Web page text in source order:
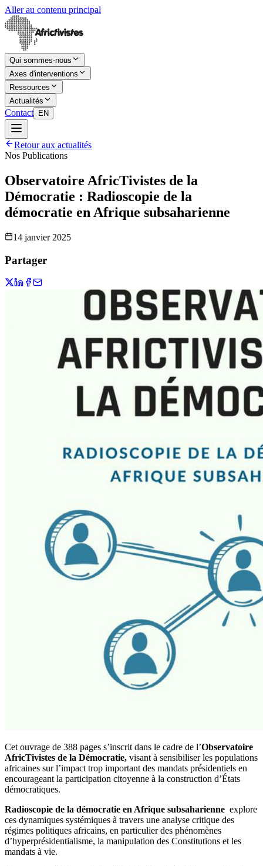
Aller au contenu principal
Qui sommes-nous
Axes d'interventions
Ressources
Actualités
Contact EN
Retour aux actualités
Nos Publications
Observatoire AfricTivistes de la
Démocratie : Radioscopie de la
démocratie en Afrique subsaharienne
14 janvier 2025
Partager
Cet ouvrage de 388 pages s’inscrit dans le cadre de l’Observatoire
AfricTivistes de la Démocratie, visant à sensibiliser les populations
africaines sur l’impact trop important des mandats présidentiels en
encourageant la participation citoyenne à la construction d’États
démocratiques.
Radioscopie de la démocratie en Afrique subsaharienne explore
ces dynamiques systémiques à travers une analyse critique des
régimes politiques africains, en particulier des phénomènes
d’hyperprésidentialisme, la manipulation des Constitutions et les
mandats à vie.